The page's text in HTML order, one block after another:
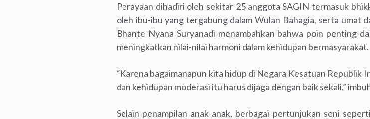
Perayaan dihadiri oleh sekitar 25 anggota SAGIN termasuk
oleh ibu-ibu yang tergabung dalam Wulan Bahagia, serta umat
Bhante Nyana Suryanadi menambahkan bahwa poin penting
meningkatkan nilai-nilai harmoni dalam kehidupan bermasyarakat.
“Karena bagaimanapun kita hidup di Negara Kesatuan Republik
dan kehidupan moderasi itu harus dijaga dengan baik sekali,”
Selain penampilan anak-anak, berbagai pertunjukan seni